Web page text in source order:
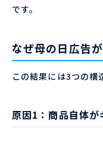
です。
なぜ母の日広告
この結果には3つの構
原因1：商品自体が